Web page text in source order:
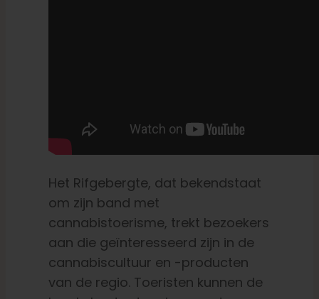
Het Rifgebergte, dat bekendstaat
om zijn band met
cannabistoerisme, trekt bezoekers
aan die geïnteresseerd zijn in de
cannabiscultuur en -producten
van de regio. Toeristen kunnen de